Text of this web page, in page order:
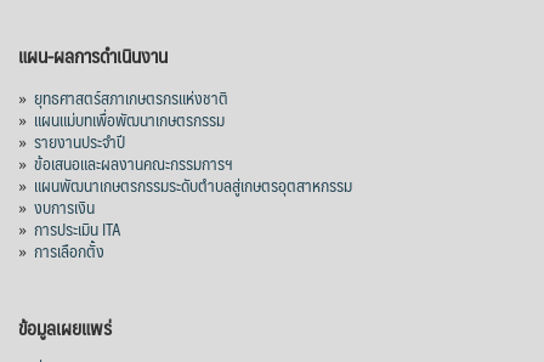
View on Facebook
สภาเกษตรกรแห่งชาติ
3 days ago
คณะรัฐมนตรี อนุมัติโครงการอ่างเก็บน้ำ
คลองวังโตนด วงเงิน 7,200 ล้านบาท สะท้อน
ผลสำเร็จการผลักดันข้อเสนอเชิงนโยบายของ
เมื่อวันที่ 5 สิงหาคม 2569 คณะรัฐมนตรีมีมติ
อนุมัติโครงการอ่างเก็บน้ำคลองวังโตนด
แผน-ผลการดำเนินงาน
» ยุทธศาสตร์สภาเกษตรกรแห่งชาติ
» แผนแม่บทเพื่อพัฒนาเกษตรกรรม
» รายงานประจำปี
» ข้อเสนอและผลงานคณะกรรมการฯ
» แผนพัฒนาเกษตรกรรมระดับตำบลสู่เกษตรอุตสาหกรรม
» งบการเงิน
» การประเมิน ITA
» การเลือกตั้ง
ข้อมูลเผยแพร่